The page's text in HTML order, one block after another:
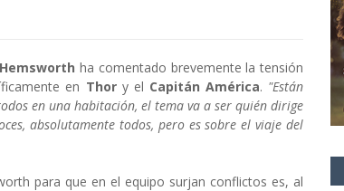
ha comentado brevemente la tensión
en Thory el Capitán América. "Están
en una habitación, el tema va a ser quién dirige
absolutamente todos, pero es sobre el viaje del
para que en el equipo surjan conflictos es, al